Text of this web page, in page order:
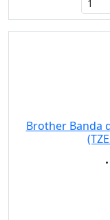
Brother Banda